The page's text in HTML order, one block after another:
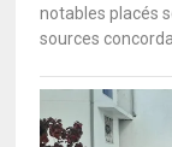
notables placés
sources